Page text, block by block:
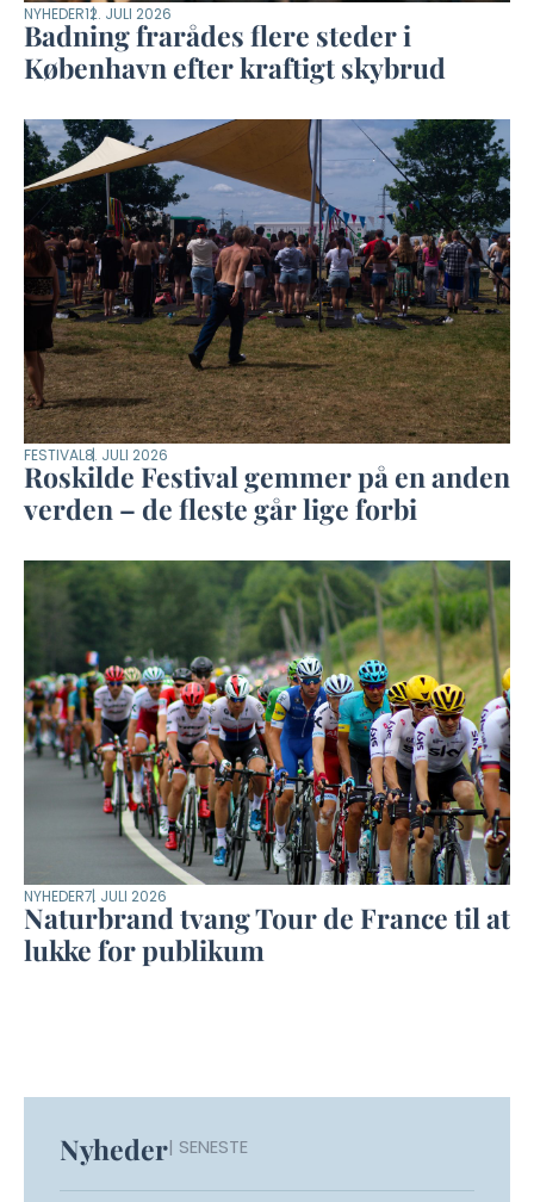
NYHEDER12. JULI 2026
Badning frarådes flere steder i
København efter kraftigt skybrud
FESTIVAL8. JULI 2026
Roskilde Festival gemmer på en anden
verden – de fleste går lige forbi
NYHEDER7. JULI 2026
Naturbrand tvang Tour de France til at
lukke for publikum
Nyheder| SENESTE